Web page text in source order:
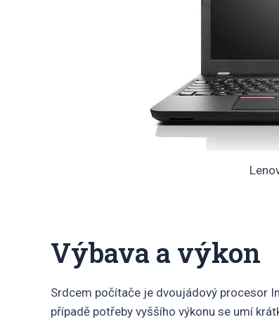
Výbava a výkon
Srdcem počítače je dvoujádový procesor
případě potřeby vyššího výkonu se umí